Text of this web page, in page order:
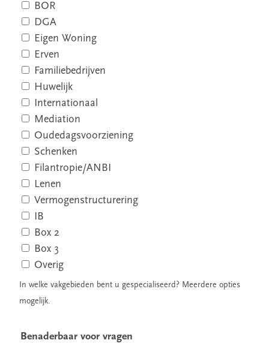
BOR
DGA
Eigen Woning
Erven
Familiebedrijven
Huwelijk
Internationaal
Mediation
Oudedagsvoorziening
Schenken
Filantropie/ANBI
Lenen
Vermogenstructurering
IB
Box 2
Box 3
Overig
In welke vakgebieden bent u gespecialiseerd? Meerdere opties
mogelijk.
Benaderbaar voor vragen